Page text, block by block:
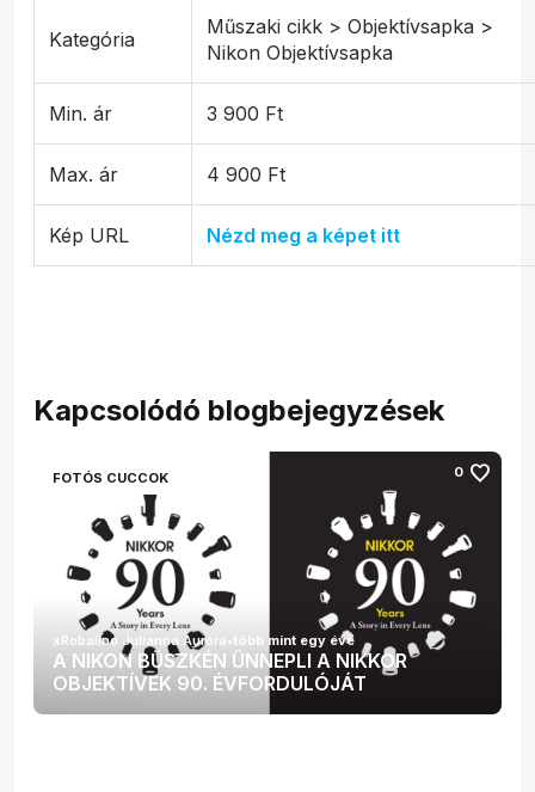
Kategória
Műszaki cikk > Objektívsapka >
Nikon Objektívsapka
Min. ár 3 900 Ft
Max. ár 4 900 Ft
Kép URL Nézd meg a képet itt
Kapcsolódó blogbejegyzések
FOTÓS CUCCOK 0 favorite
A NIKON BÜSZKÉN ÜNNEPLI A NIKKOR
OBJEKTÍVEK 90. ÉVFORDULÓJÁT
xRobalino Julianna Auróra•több mint egy éve